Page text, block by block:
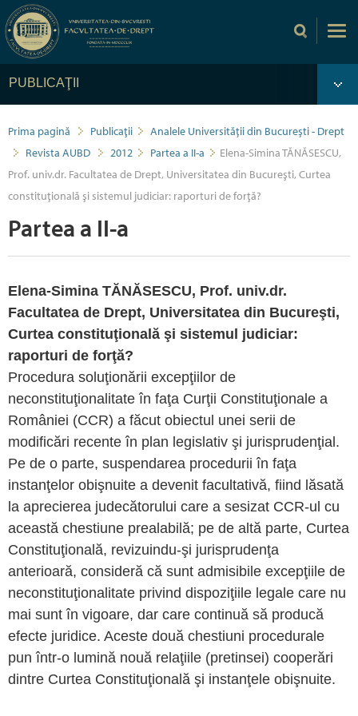
PUBLICAŢII
Prima pagină Publicaţii
Analele Universității din București - Drept
Revista AUBD
2012 Partea a II-a
Elena-Simina TĂNĂSESCU,
Prof. univ.dr. Facultatea de Drept, Universitatea din Bucureşti, Curtea
constituţională şi sistemul judiciar: raporturi de forţă?
Partea a II-a
Elena-Simina TĂNĂSESCU, Prof. univ.dr.
Facultatea de Drept, Universitatea din Bucureşti,
Curtea constituţională şi sistemul judiciar:
raporturi de forţă?
Procedura soluţionării excepţiilor de
neconstituţionalitate în faţa Curţii Constituţionale a
României (CCR) a făcut obiectul unei serii de
modificări recente în plan legislativ şi jurisprudenţial.
Pe de o parte, suspendarea procedurii în faţa
instanţelor obişnuite a devenit facultativă, fiind lăsată
la aprecierea judecătorului care a sesizat CCR-ul cu
această chestiune prealabilă; pe de altă parte, Curtea
Constituţională, revizuindu-şi jurisprudenţa
anterioară, consideră că sunt admisibile excepţiile de
neconstituţionalitate privind dispoziţiile legale care nu
mai sunt în vigoare, dar care continuă să producă
efecte juridice. Aceste două chestiuni procedurale
pun într-o lumină nouă relaţiile (pretinsei) cooperări
dintre Curtea Constituţională şi instanţele obişnuite.